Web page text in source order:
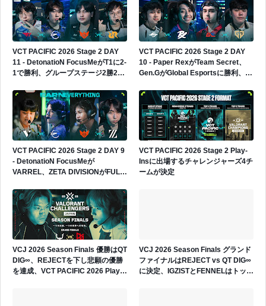
VCT PACIFIC 2026 Stage 2 DAY
11 - DetonatioN FocusMeがT1に2-
1で勝利、グループステージ2勝2敗
VCT PACIFIC 2026 Stage 2 DAY
10 - Paper RexがTeam Secret、
Gen.GがGlobal Esportsに勝利、
VCT PACIFIC 2026 Stage 2 DAY 9
- DetonatioN FocusMeが
VARREL、ZETA DIVISIONがFULL
VCT PACIFIC 2026 Stage 2 Play-
Insに出場するチャレンジャーズ4チ
ームが決定
VCJ 2026 Season Finals 優勝はQT
DIG∞、REJECTを下し悲願の優勝
を達成、VCT PACIFIC 2026 Play-
VCJ 2026 Season Finals グランド
ファイナルはREJECT vs QT DIG∞
に決定、IGZISTとFENNELはトップ